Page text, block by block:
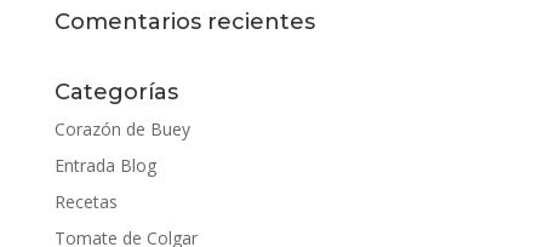
Comentarios recientes
Categorías
Corazón de Buey
Entrada Blog
Recetas
Tomate de Colgar